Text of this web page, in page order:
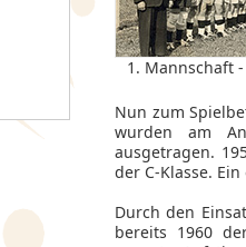
1. Mannschaft
Nun zum
wurden am
ausgetragen.
der C-Klasse.
Durch den
bereits 1960